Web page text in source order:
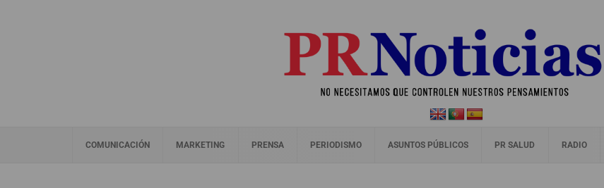
COMUNICACIÓN MARKETING PRENSA PERIODISMO ASUNTOS PÚBLICOS PR SALUD RADIO